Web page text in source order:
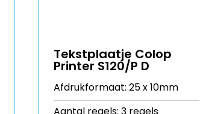
Tekstplaatje Colop
Printer S120/P D
Afdrukformaat: 25 x 10mm